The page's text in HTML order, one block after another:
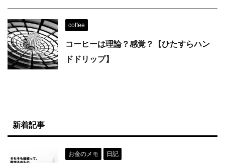
coffee
コーヒーは理論？感覚？【ひたすらハン
ドドリップ】
新着記事
お金のメモ 日記